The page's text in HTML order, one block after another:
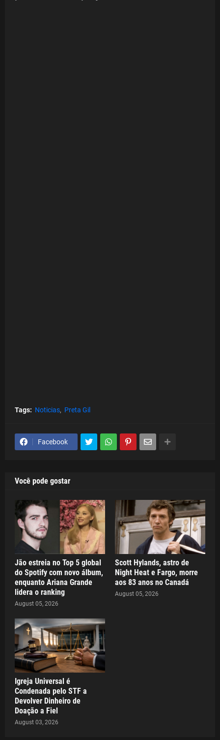
Tags: Noticias Preta Gil
Facebook
Você pode gostar
Jão estreia no Top 5 global
do Spotify com novo álbum,
enquanto Ariana Grande
lidera o ranking
August 05, 2026
Scott Hylands, astro de
Night Heat e Fargo, morre
aos 83 anos no Canadá
August 05, 2026
Igreja Universal é
Condenada pelo STF a
Devolver Dinheiro de
Doação a Fiel
August 03, 2026